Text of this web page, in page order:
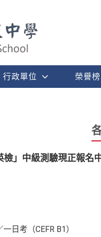
行政單位 榮譽
檢」中級測驗現正報名
日考（CEFR B1）